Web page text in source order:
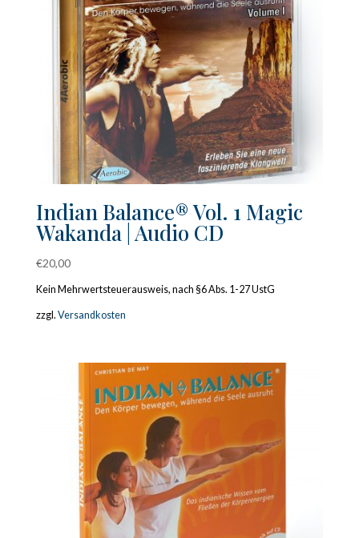
Indian Balance® Vol. 1 Magic
Wakanda | Audio CD
€20,00
Kein Mehrwertsteuerausweis, nach §6 Abs. 1-27 UstG
zzgl. Versandkosten